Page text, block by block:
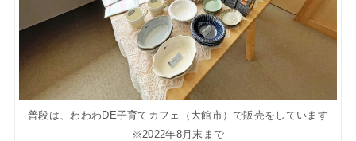
普段は、わわわDE子育てカフェ（大館市）で販売をしています
※2022年8月末まで